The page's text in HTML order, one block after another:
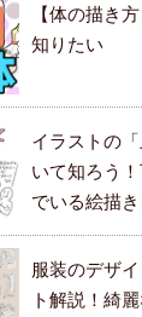
【体の描き
知りたい
イラストの
いて知ろう
でいる絵描
服装のデザ
ト解説！綺